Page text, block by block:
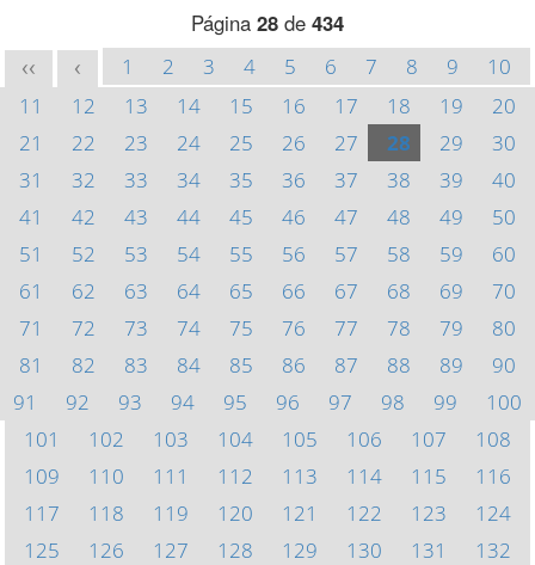
Página 28 de 434
<< < 1 2 3 4 5 6 7 8 9
10
11
12 13 14 15 16 17 18 19
20
21
22 23 24 25 26 27 28 29
30
31
32 33 34 35 36 37 38 39
40
41
42 43 44 45 46 47 48 49
50
51
52 53 54 55 56 57 58 59
60
61
62 63 64 65 66 67 68 69
70
71
72 73 74 75 76 77 78 79
80
81
82 83 84 85 86 87 88 89
90
91
92 93 94 95 96 97 98 99
100
101
102 103 104 105 106 107
108
109
110 111 112 113 114 115
116
117
118 119 120 121 122 123
124
125
126 127 128 129 130 131
132